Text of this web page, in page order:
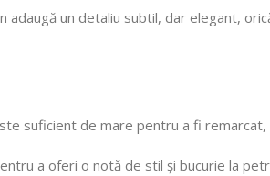
adaugă un detaliu subtil, dar elegant,
suficient de mare pentru a fi
a oferi o notă de stil și bucurie la